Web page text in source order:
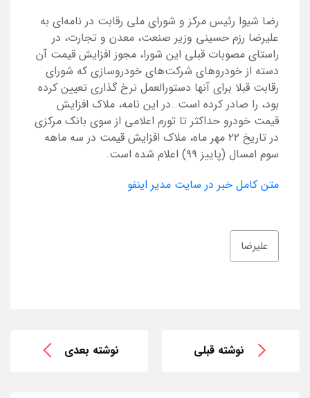
رضا شیوا رئیس مرکز و شورای ملی رقابت در نامه‌ای به
علیرضا رزم حسینی وزیر صنعت، معدن و تجارت، در
راستای مصوبات قبلی این شورا، مجوز افزایش قیمت آن
دسته از خودروهای شرکت‌های خودروسازی که شورای
رقابت قبلا برای آنها دستورالعمل نرخ گذاری تعیین کرده
بود، را صادر کرده است..در این نامه، ملاک افزایش
قیمت خودرو حداکثر تا تورم اعلامی از سوی بانک مرکزی
در تاریخ ۲۲ مهر ماه، ملاک افزایش قیمت در سه ماهه
سوم امسال (پاییز ۹۹) اعلام شده است.
متن کامل خبر در سایت مدیر اینفو
علیرضا
نوشته قبلی نوشته بعدی